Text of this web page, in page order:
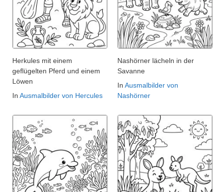
Herkules mit einem
geflügelten Pferd und einem
Löwen
In Ausmalbilder von Hercules
Nashörner lächeln in der
Savanne
In Ausmalbilder von
Nashörner